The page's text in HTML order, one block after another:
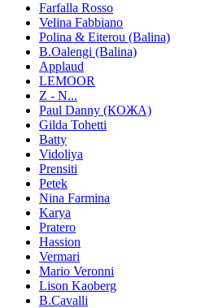
Farfalla Rosso
Velina Fabbiano
Polina & Eiterou (Balina)
B.Oalengi (Balina)
Applaud
LEMOOR
Z - N...
Paul Danny (КОЖА)
Gilda Tohetti
Batty
Vidoliya
Prensiti
Petek
Nina Farmina
Karya
Pratero
Hassion
Vermari
Mario Veronni
Lison Kaoberg
B.Cavalli